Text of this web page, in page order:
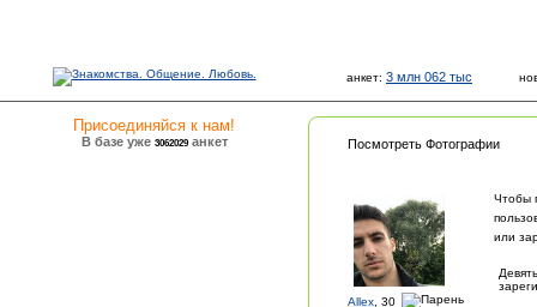
анкет: 3 млн 062 тыс
Присоединяйся к нам!
В базе уже 3062029анкет Посмотреть Фотографии
Allex , 30
Чтобы
или